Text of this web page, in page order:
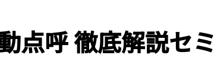
点呼 徹底解説セミ